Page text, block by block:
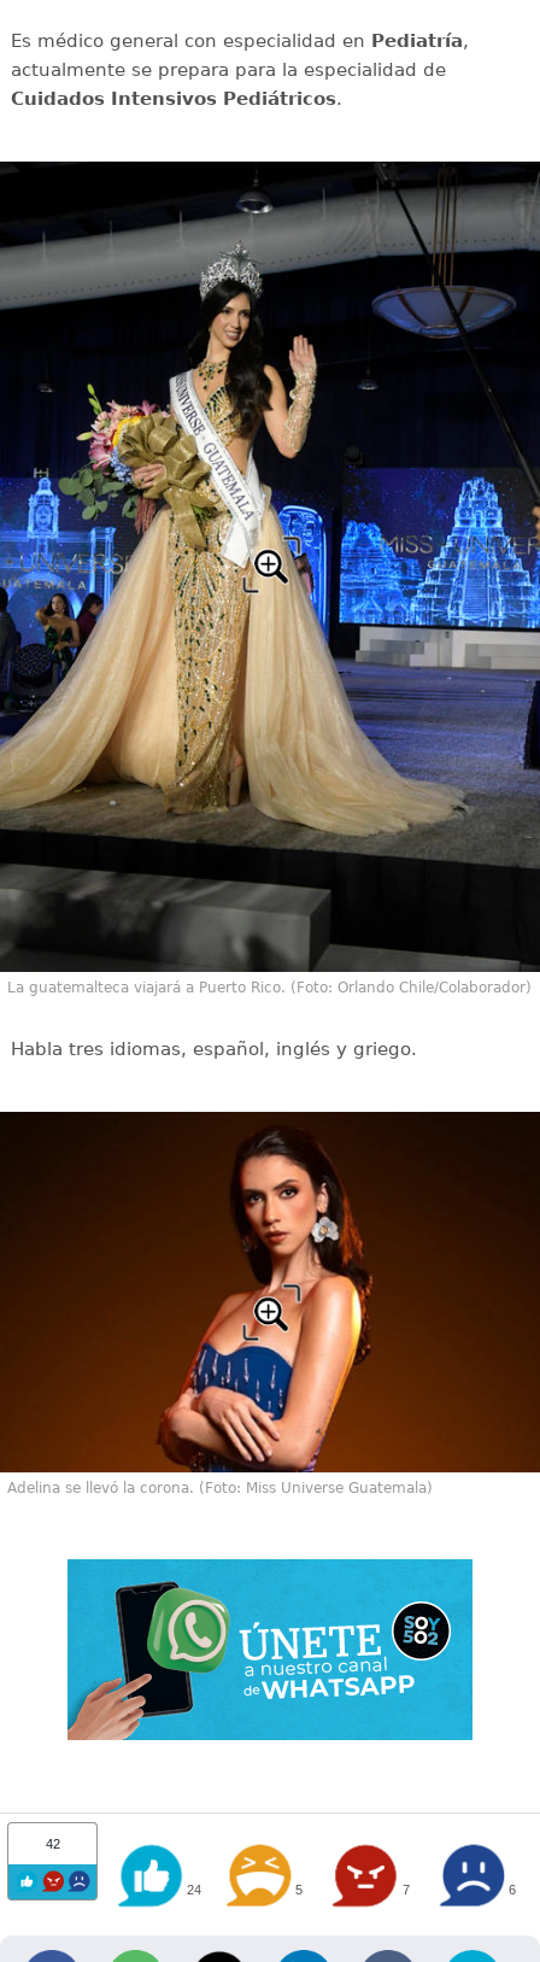
Es médico general con especialidad en Pediatría,
actualmente se prepara para la especialidad de
Cuidados Intensivos Pediátricos.
La guatemalteca viajará a Puerto Rico. (Foto: Orlando Chile/Colaborador)
Habla tres idiomas, español, inglés y griego.
Adelina se llevó la corona. (Foto: Miss Universe Guatemala)
42
24 5 7 6